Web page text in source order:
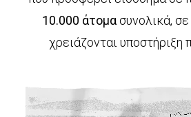
10.000 άτομα συνολικά,
χρειάζονται υποστήριξη